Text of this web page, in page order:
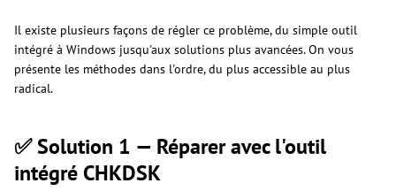
Il existe plusieurs façons de régler ce problème, du simple outil
intégré à Windows jusqu'aux solutions plus avancées. On vous
présente les méthodes dans l'ordre, du plus accessible au plus
radical.
✅ Solution 1 — Réparer avec l'outil
intégré CHKDSK